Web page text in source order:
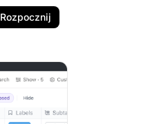
Rozpocznij